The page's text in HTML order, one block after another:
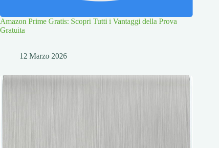
Amazon Prime Gratis: Scopri Tutti i Vantaggi della Prova
Gratuita
12 Marzo 2026